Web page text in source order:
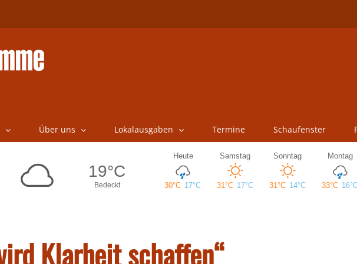
Über uns Lokalausgaben Termine Schaufenster
Klarheit schaffen“